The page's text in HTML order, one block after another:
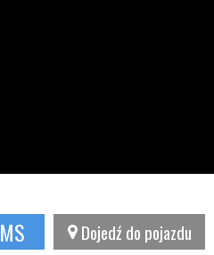
Dojedź do pojazdu
blokujesz plików, to
w pamięci urządzenia.
Napisz do nas! 44fox.com